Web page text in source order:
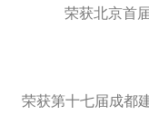
荣获北京首
荣获第十七届成都